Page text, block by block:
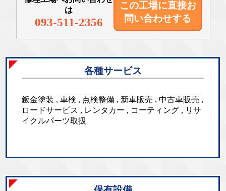
は
093-511-2356
この工場に直接お
問い合わせする
各種サービス
鈑金塗装 , 車検 , 点検整備 , 新車販売 , 中古車販売 ,
ロードサービス , レンタカー , コーティング , リサ
イクルパーツ取扱